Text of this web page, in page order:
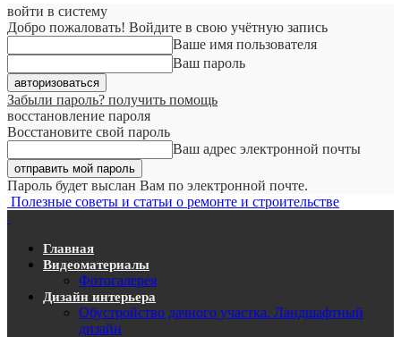
войти в систему
Добро пожаловать! Войдите в свою учётную запись
Ваше имя пользователя
Ваш пароль
Забыли пароль? получить помощь
восстановление пароля
Восстановите свой пароль
Ваш адрес электронной почты
Пароль будет выслан Вам по электронной почте.
Полезные советы и статьи о ремонте и строительстве
Главная
Видеоматериалы
Фотогалерея
Дизайн интерьера
Обустройство дачного участка. Ландшафтный
дизайн